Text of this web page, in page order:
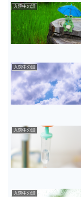
入院中の話
入院中の話
入院中の話
入院中の話